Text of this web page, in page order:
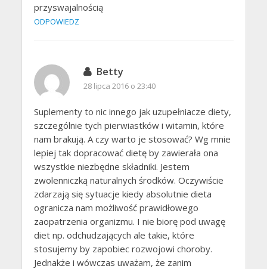
przyswajalnością
ODPOWIEDZ
Betty
28 lipca 2016 o 23:40
Suplementy to nic innego jak uzupełniacze diety,
szczególnie tych pierwiastków i witamin, które
nam brakują. A czy warto je stosować? Wg mnie
lepiej tak dopracować dietę by zawierała ona
wszystkie niezbędne składniki. Jestem
zwolenniczką naturalnych środków. Oczywiście
zdarzają się sytuacje kiedy absolutnie dieta
ogranicza nam możliwość prawidłowego
zaopatrzenia organizmu. I nie biorę pod uwagę
diet np. odchudzających ale takie, które
stosujemy by zapobiec rozwojowi choroby.
Jednakże i wówczas uważam, że zanim